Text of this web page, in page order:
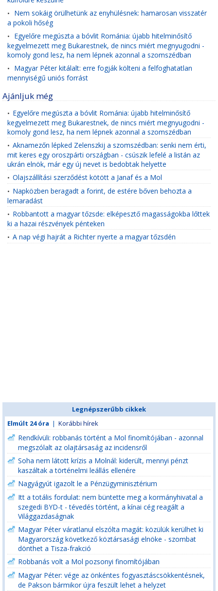
• Nem sokáig örülhetünk az enyhülésnek: hamarosan visszatér
a pokoli hőség
• Egyelőre megúszta a bóvlit Románia: újabb hitelminősítő
kegyelmezett meg Bukarestnek, de nincs miért megnyugodni -
komoly gond lesz, ha nem lépnek azonnal a szomszédban
• Magyar Péter kitálalt: erre fogják költeni a felfoghatatlan
mennyiségű uniós forrást
Ajánljuk még
• Egyelőre megúszta a bóvlit Románia: újabb hitelminősítő
kegyelmezett meg Bukarestnek, de nincs miért megnyugodni -
komoly gond lesz, ha nem lépnek azonnal a szomszédban
• Aknamezőn lépked Zelenszkij a szomszédban: senki nem érti,
mit keres egy oroszpárti országban - csúszik lefelé a listán az
ukrán elnök, már egy új nevet is bedobtak helyette
• Olajszállítási szerződést kötött a Janaf és a Mol
• Napközben beragadt a forint, de estére bőven behozta a
lemaradást
• Robbantott a magyar tőzsde: elképesztő magasságokba lőttek
ki a hazai részvények pénteken
• A nap végi hajrát a Richter nyerte a magyar tőzsdén
Legnépszerűbb cikkek
Elmúlt 24 óra | Korábbi hírek
Rendkívüli: robbanás történt a Mol finomítójában - azonnal
megszólalt az olajtársaság az incidensről
Soha nem látott krízis a Molnál: kiderült, mennyi pénzt
kaszáltak a történelmi leállás ellenére
Nagyágyút igazolt le a Pénzügyminisztérium
Itt a totális fordulat: nem büntette meg a kormányhivatal a
szegedi BYD-t - tévedés történt, a kínai cég reagált a
Világgazdaságnak
Magyar Péter váratlanul elszólta magát: közülük kerülhet ki
Magyarország következő köztársasági elnöke - szombat
dönthet a Tisza-frakció
Robbanás volt a Mol pozsonyi finomítójában
Magyar Péter: vége az önkéntes fogyasztáscsökkentésnek,
de Pakson bármikor újra feszült lehet a helyzet